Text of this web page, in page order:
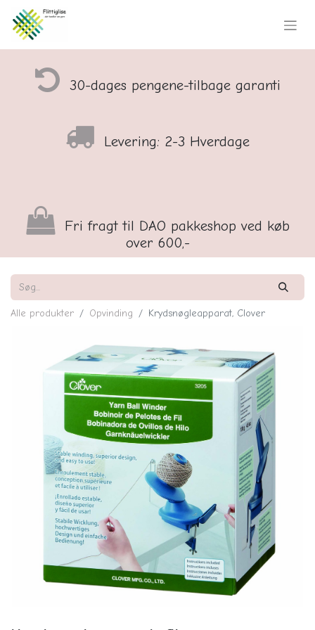
30-dages pengene-tilbage garanti
Levering: 2-3 Hverdage
Fri fragt til DAO pakkeshop ved køb
over 600,-
Alle produkter Opvinding Krydsnøgleapparat, Clover